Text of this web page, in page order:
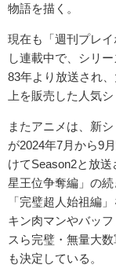
物語を描く。
現在も「週刊プレ
し連載中で、シリ
83年より放送され
上を販売した人気
またアニメは、新
が2024年7月から9
けてSeason2と放
星王位争奪編」の
「完璧超人始祖編
キン肉マンやバッ
スら完璧・無量大
も決定している。